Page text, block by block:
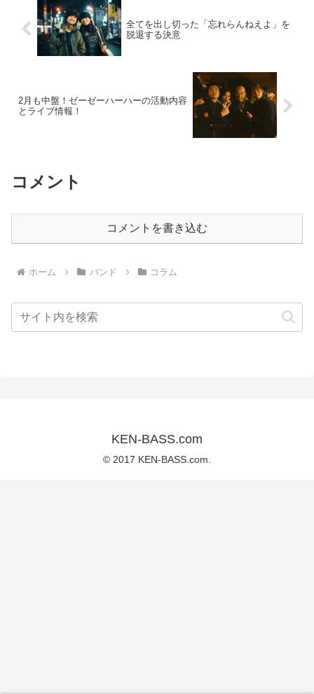
全てを出し切った「忘れらんねえよ」を
脱退する決意
2月も中盤！ゼーゼーハーハーの活動内容
とライブ情報！
コメント
コメントを書き込む
ホーム バンド コラム
KEN-BASS.com
© 2017 KEN-BASS.com.